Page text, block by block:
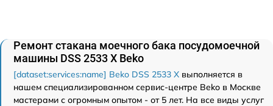
Ремонт стакана моечного бака посудомоечной
машины DSS 2533 X Beko
[dataset:services:name] Beko DSS 2533 X выполняется в
нашем специализированном сервис-центре Beko в Москве
мастерами с огромным опытом - от 5 лет. На все виды услуг